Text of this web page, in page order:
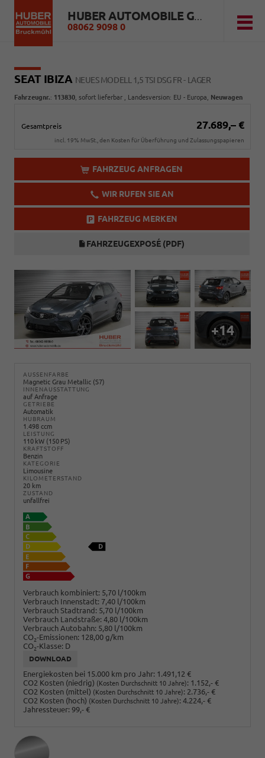
HUBER AUTOMOBILE GMBH
08062 9098 0
SEAT IBIZA NEUES MODELL 1,5 TSI DSG FR - LAGER
Fahrzeugnr.: 113830 sofort lieferbar , Landesversion: EU - Europa, Neuwagen
Gesamtpreis 27.689,– €
incl. 19% MwSt., den Kosten für Überführung und Zulassungspapieren
FAHRZEUG ANFRAGEN
WIR RUFEN SIE AN
FAHRZEUG MERKEN
FAHRZEUGEXPOSÉ (PDF)
+14
AUSSENFARBE
Magnetic Grau Metallic (S7)
INNENAUSSTATTUNG
auf Anfrage
GETRIEBE
Automatik
HUBRAUM
1.498 ccm
LEISTUNG
110 kW (150 PS)
KRAFTSTOFF
Benzin
KATEGORIE
Limousine
KILOMETERSTAND
20 km
ZUSTAND
unfallfrei
Verbrauch kombiniert: 5,70 l/100km
Verbrauch Innenstadt: 7,40 l/100km
Verbrauch Stadtrand: 5,70 l/100km
Verbrauch Landstraße: 4,80 l/100km
Verbrauch Autobahn: 5,80 l/100km
CO2-Emissionen: 128,00 g/km
CO2-Klasse: D
DOWNLOAD
Energiekosten bei 15.000 km pro Jahr: 1.491,12 €
CO2 Kosten (niedrig) (Kosten Durchschnitt 10 Jahre): 1.152,- €
CO2 Kosten (mittel) (Kosten Durchschnitt 10 Jahre): 2.736,- €
CO2 Kosten (hoch) (Kosten Durchschnitt 10 Jahre): 4.224,- €
Jahressteuer: 99,- €